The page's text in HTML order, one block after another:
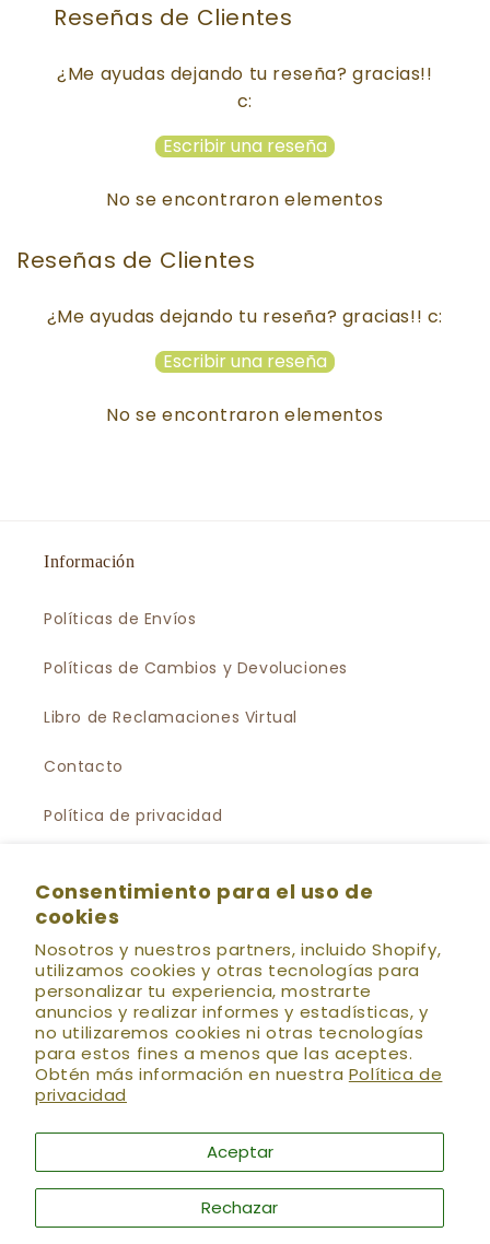
Consentimiento para el uso de
cookies
Nosotros y nuestros partners, incluido Shopify,
utilizamos cookies y otras tecnologías para
personalizar tu experiencia, mostrarte
anuncios y realizar informes y estadísticas, y
no utilizaremos cookies ni otras tecnologías
para estos fines a menos que las aceptes.
Obtén más información en nuestra Política de
privacidad
Aceptar
Rechazar
Reseñas de Clientes
¿Me ayudas dejando tu reseña? gracias!!
c:
Escribir una reseña
No se encontraron elementos
Reseñas de Clientes
¿Me ayudas dejando tu reseña? gracias!! c:
Escribir una reseña
No se encontraron elementos
Información
Políticas de Envíos
Políticas de Cambios y Devoluciones
Libro de Reclamaciones Virtual
Contacto
Política de privacidad
Preguntas Frecuentes
💌 HOLÍSTICA NEWSSe el primero en enterarte
de las nuevas colecciones, preventas, descuentos
especiales, talleres, eventos y más!! (:
Correo electrónico
FacebookInstagramYouTube
Formas